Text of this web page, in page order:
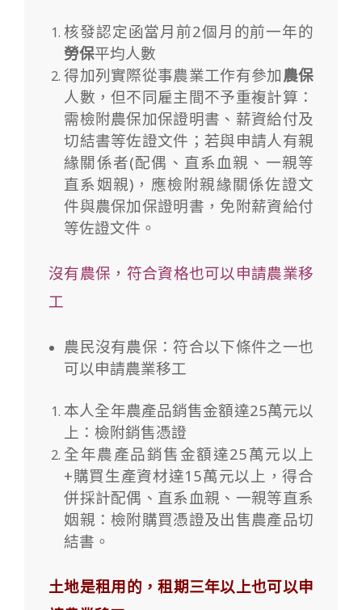
核發認定函當月前2個月的前一年的
勞保平均人數
得加列實際從事農業工作有參加農保
人數，但不同雇主間不予重複計算：
需檢附農保加保證明書、薪資給付及
切結書等佐證文件；若與申請人有親
緣關係者(配偶、直系血親、一親等
直系姻親)，應檢附親緣關係佐證文
件與農保加保證明書，免附薪資給付
等佐證文件。
沒有農保，符合資格也可以申請農業移
工
農民沒有農保：符合以下條件之一也
可以申請農業移工
本人全年農產品銷售金額達25萬元以
上：檢附銷售憑證
全年農產品銷售金額達25萬元以上
+購買生產資材達15萬元以上，得合
併採計配偶、直系血親、一親等直系
姻親：檢附購買憑證及出售農產品切
結書。
土地是租用的，租期三年以上也可以申